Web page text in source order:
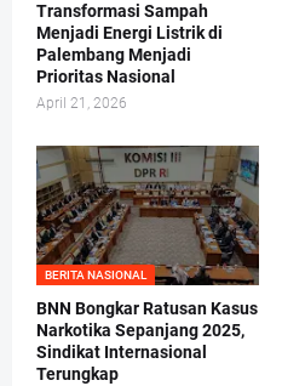
Transformasi Sampah
Menjadi Energi Listrik di
Palembang Menjadi
Prioritas Nasional
April 21, 2026
BERITA NASIONAL
BNN Bongkar Ratusan Kasus
Narkotika Sepanjang 2025,
Sindikat Internasional
Terungkap